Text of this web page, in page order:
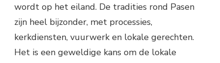
wordt op het eiland. De tradities rond Pasen
zijn heel bijzonder, met processies,
kerkdiensten, vuurwerk en lokale gerechten.
Het is een geweldige kans om de lokale